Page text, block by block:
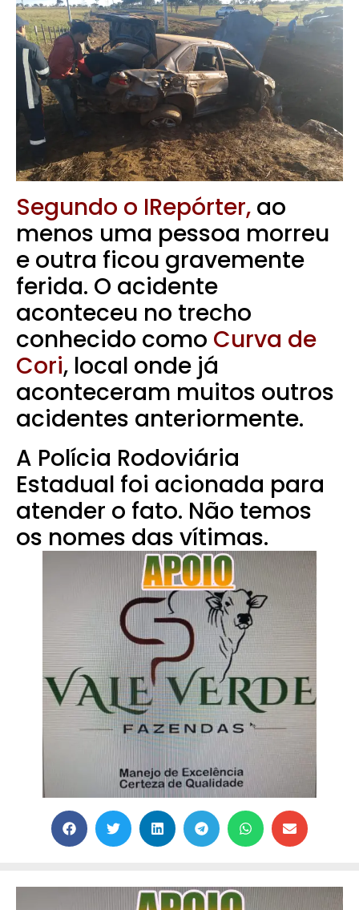
Segundo o IRepórter, ao
menos uma pessoa morreu
e outra ficou gravemente
ferida. O acidente
aconteceu no trecho
conhecido como Curva de
Cori, local onde já
aconteceram muitos outros
acidentes anteriormente.
A Polícia Rodoviária
Estadual foi acionada para
atender o fato. Não temos
os nomes das vítimas.